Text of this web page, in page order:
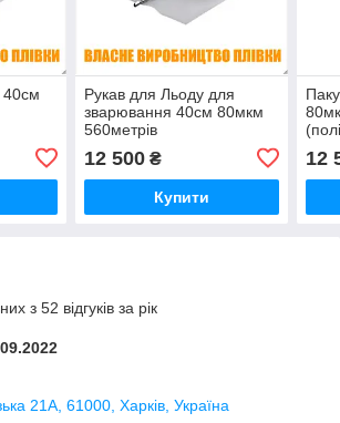
40см
Рукав для Льоду для
зварювання 40см 80мкм
560метрів
первинний харчовий)
12 500₴
Купити
12
з 52 відгуків за рік
21А, 61000, Харків, Україна